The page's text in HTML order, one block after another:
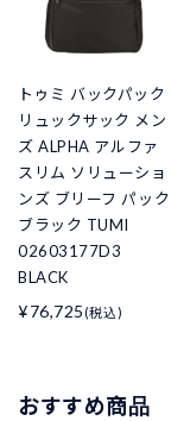
トゥミ バックパック
リュックサック メン
ズ ALPHA アルファ
スリム ソリューショ
ンズ ブリーフ パック
ブラック TUMI
02603177D3
BLACK
¥76,725 (税込)
おすすめ商品